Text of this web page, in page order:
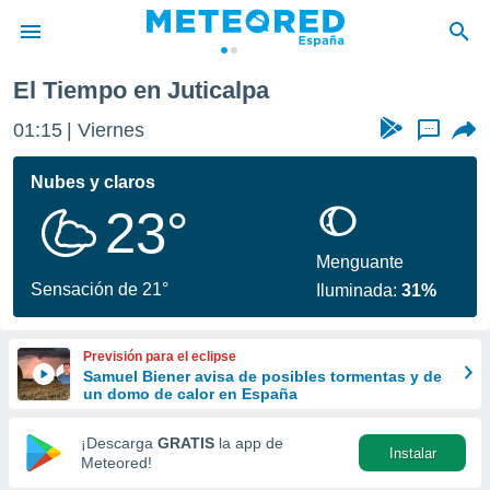
de
por
se
calidad.
a este
las
y
forma
digital
basada
El Tiempo en Juticalpa
01:15 Viernes ...
Nubes y claros
23°
Sensación de 21°
Menguante
Iluminada:31%
Previsión para el eclipse
Samuel Biener avisa de posibles tormentas y de
un domo de calor en España
¡Descarga GRATIS la app de
Meteored!
Instalar